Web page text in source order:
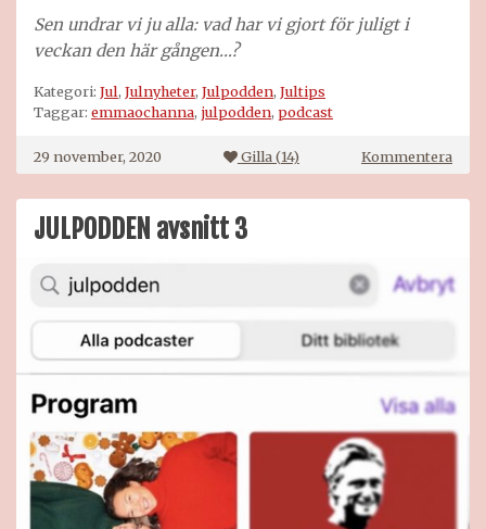
Sen undrar vi ju alla: vad har vi gjort för juligt i
veckan den här gången…?
Kategori: Jul, Julnyheter, Julpodden, Jultips
Taggar: emmaochanna, julpodden, podcast
29 november, 2020 Gilla (14) Kommenterapå
Glad
JULPODDEN avsnitt 3